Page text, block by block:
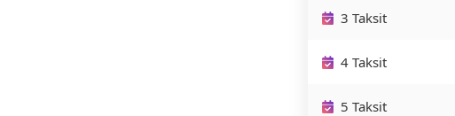
3 Taksit
4 Taksit
5 Taksit